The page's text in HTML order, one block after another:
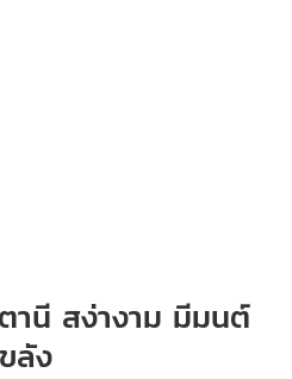
นี สง่างาม มีมนต์
ขลัง